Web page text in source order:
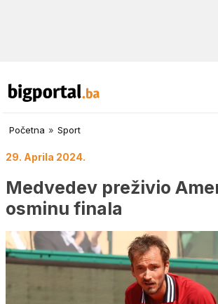
Početna » Sport
29. Aprila 2024.
Medvedev preživio
osminu finala